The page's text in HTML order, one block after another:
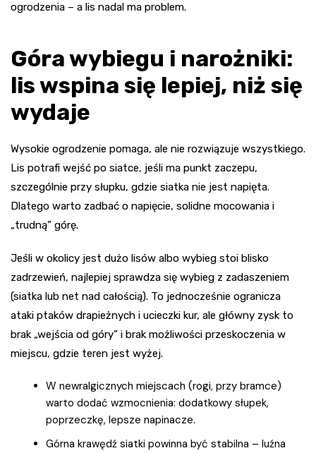
ogrodzenia – a lis nadal ma problem.
Góra wybiegu i narożniki:
lis wspina się lepiej, niż się
wydaje
Wysokie ogrodzenie pomaga, ale nie rozwiązuje wszystkiego.
Lis potrafi wejść po siatce, jeśli ma punkt zaczepu,
szczególnie przy słupku, gdzie siatka nie jest napięta.
Dlatego warto zadbać o napięcie, solidne mocowania i
„trudną” górę.
Jeśli w okolicy jest dużo lisów albo wybieg stoi blisko
zadrzewień, najlepiej sprawdza się wybieg z zadaszeniem
(siatka lub net nad całością). To jednocześnie ogranicza
ataki ptaków drapieżnych i ucieczki kur, ale główny zysk to
brak „wejścia od góry” i brak możliwości przeskoczenia w
miejscu, gdzie teren jest wyżej.
W newralgicznych miejscach (rogi, przy bramce)
warto dodać wzmocnienia: dodatkowy słupek,
poprzeczkę, lepsze napinacze.
Górna krawędź siatki powinna być stabilna – luźna